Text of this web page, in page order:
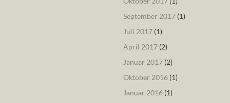
September 2017(1)
Juli 2017(1)
April 2017(2)
Januar 2017(2)
Oktober 2016(1)
Januar 2016(1)